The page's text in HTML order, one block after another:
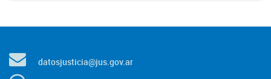
datosjusticia@jus.gov.ar